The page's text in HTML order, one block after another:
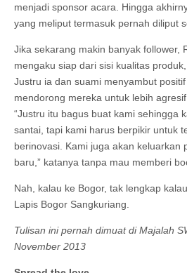
menjadi sponsor acara. Hingga
yang meliput termasuk pernah diliput
Jika sekarang makin banyak follower,
mengaku siap dari sisi kualitas
Justru ia dan suami menyambut
mendorong mereka untuk lebih
“Justru itu bagus buat kami sehingga
santai, tapi kami harus berpikir untuk
berinovasi. Kami juga akan keluarkan
baru,” katanya tanpa mau memberi
Nah, kalau ke Bogor, tak lengkap
Lapis Bogor Sangkuriang.
Tulisan ini pernah dimuat di Majalah
November 2013